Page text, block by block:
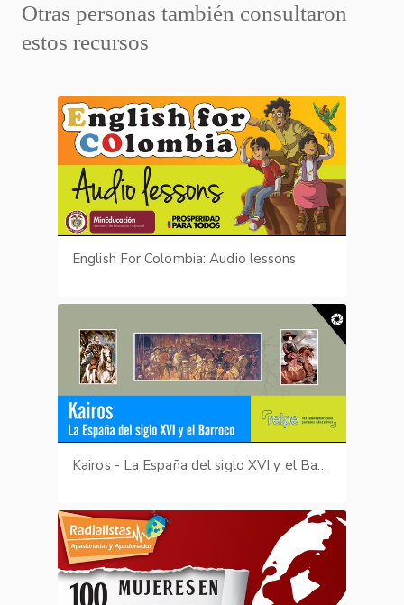
Otras personas también consultaron
estos recursos
English For Colombia: Audio lessons
Kairos - La España del siglo XVI y el Barroco